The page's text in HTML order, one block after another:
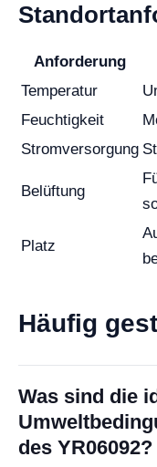
Anforderung
Temperatur
Feuchtigkeit
Stromversorgung
Belüftung
Platz
Häufig
Was sind die
des YR06092?